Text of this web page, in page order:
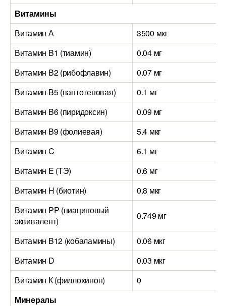
Витамины
Витамин А
3500 мкг
Витамин B1 (тиамин)
0.04 мг
Витамин B2 (рибофлавин)
0.07 мг
Витамин B5 (пантотеновая)
0.1 мг
Витамин B6 (пиридоксин)
0.09 мг
Витамин B9 (фолиевая)
5.4 мкг
Витамин C
6.1 мг
Витамин E (ТЭ)
0.6 мг
Витамин H (биотин)
0.8 мкг
Витамин PP (ниациновый
эквивалент)
0.749 мг
Витамин B12 (кобаламины)
0.06 мкг
Витамин D
0.03 мкг
Витамин К (филлохинон)
0
Минералы